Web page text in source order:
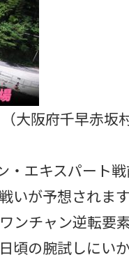
阪府千早赤坂村
エキスパート
いが予想されま
チャン逆転要素
頃の腕試しにい